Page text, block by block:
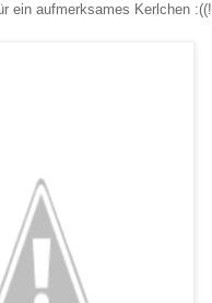
ein aufmerksames Kerlchen :((!